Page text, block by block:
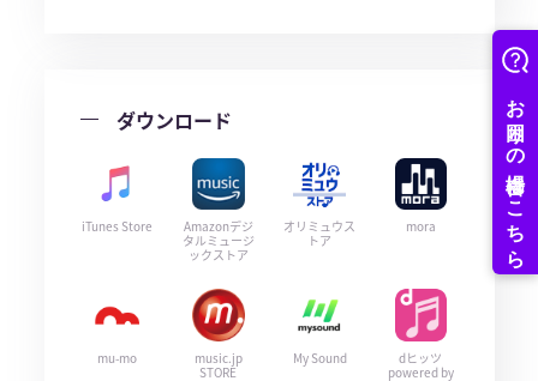
ダウンロード
iTunes Store
Amazonデジ
タルミュージ
ックストア
オリミュウス
トア
mora
mu-mo
music.jp
STORE
My Sound
dヒッツ
powered by